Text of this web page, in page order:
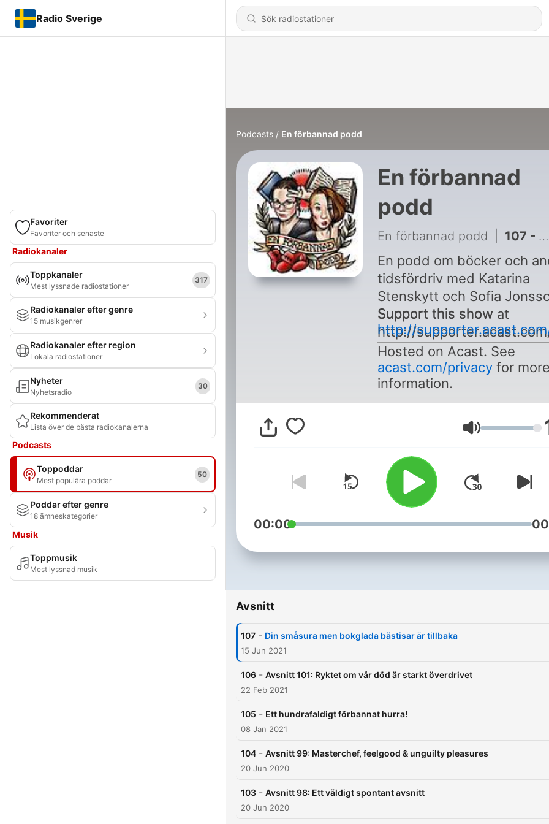
Radio Sverige
Favoriter
Favoriter och senaste
Radiokanaler
Toppkanaler
Mest lyssnade radiostationer
317
Radiokanaler efter genre
15 musikgenrer
Radiokanaler efter region
Lokala radiostationer
Nyheter
Nyhetsradio
30
Rekommenderat
Lista över de bästa radiokanalerna
Podcasts
Toppoddar
Mest populära poddar
50
Poddar efter genre
18 ämneskategorier
Musik
Toppmusik
Mest lyssnad musik
Podcasts En förbannad podd
En förbannad
podd
En förbannad podd 107 - Din småsura men bokglada bästisar är tillbaka
En podd om böcker och
tidsfördriv med Katarina
Stenskytt och Sofia
Support this show at
http://
Support this show
http://
Hosted on Acast. See
acast.com/privacyfor more
information.
Volym
00:00
Avsnitt
107 - Din småsura men bokglada bästisar är tillbaka
15 Jun 2021
106 - Avsnitt 101: Ryktet om vår död är starkt överdrivet
22 Feb 2021
105 - Ett hundrafaldigt förbannat hurra!
08 Jan 2021
104 - Avsnitt 99: Masterchef, feelgood & unguilty pleasures
20 Jun 2020
103 - Avsnitt 98: Ett väldigt spontant avsnitt
20 Jun 2020